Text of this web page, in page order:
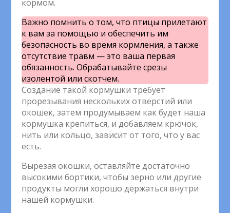
кормом.
Важно помнить о том, что птицы прилетают
к вам за помощью и обеспечить им
безопасность во время кормления, а также
отсутствие травм — это ваша первая
обязанность. Обрабатывайте срезы
изолентой или скотчем.
Создание такой кормушки требует
прорезывания нескольких отверстий или
окошек, затем продумываем как будет наша
кормушка крепиться, и добавляем крючок,
нить или кольцо, зависит от того, что у вас
есть.
Вырезая окошки, оставляйте достаточно
высокими бортики, чтобы зерно или другие
продукты могли хорошо держаться внутри
нашей кормушки.